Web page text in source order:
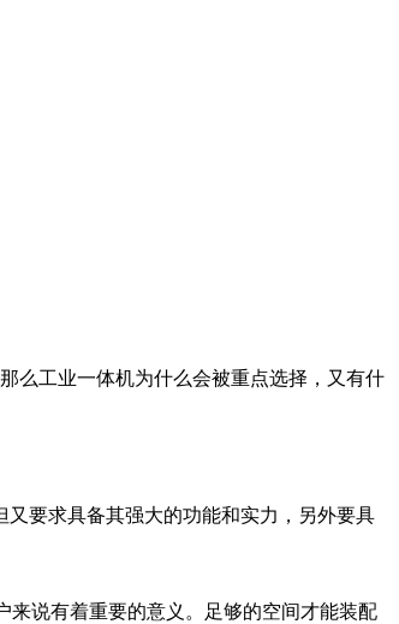
么工业一体机为什么会被重点选择，又有什
要求具备其强大的功能和实力，另外要具
说有着重要的意义。足够的空间才能装配